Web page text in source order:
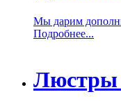
Мы дарим
Подробнее...
Люстры